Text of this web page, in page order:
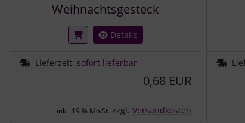
Weihnachtsgesteck
Details
Lieferzeit: sofort lieferbar
0,68 EUR
inkl. 19 % MwSt. zzgl. Versandkosten